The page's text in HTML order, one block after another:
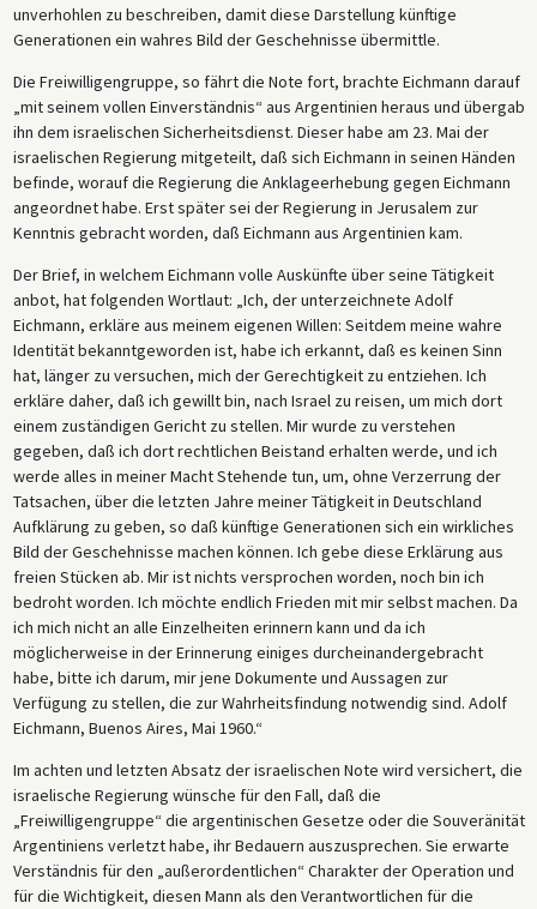
unverhohlen zu beschreiben, damit diese Darstellung künftige
Generationen ein wahres Bild der Geschehnisse übermittle.
Die Freiwilligengruppe, so fährt die Note fort, brachte Eichmann darauf
„mit seinem vollen Einverständnis“ aus Argentinien heraus und übergab
ihn dem israelischen Sicherheitsdienst. Dieser habe am 23. Mai der
israelischen Regierung mitgeteilt, daß sich Eichmann in seinen Händen
befinde, worauf die Regierung die Anklageerhebung gegen Eichmann
angeordnet habe. Erst später sei der Regierung in Jerusalem zur
Kenntnis gebracht worden, daß Eichmann aus Argentinien kam.
Der Brief, in welchem Eichmann volle Auskünfte über seine Tätigkeit
anbot, hat folgenden Wortlaut: „Ich, der unterzeichnete Adolf
Eichmann, erkläre aus meinem eigenen Willen: Seitdem meine wahre
Identität bekanntgeworden ist, habe ich erkannt, daß es keinen Sinn
hat, länger zu versuchen, mich der Gerechtigkeit zu entziehen. Ich
erkläre daher, daß ich gewillt bin, nach Israel zu reisen, um mich dort
einem zuständigen Gericht zu stellen. Mir wurde zu verstehen
gegeben, daß ich dort rechtlichen Beistand erhalten werde, und ich
werde alles in meiner Macht Stehende tun, um, ohne Verzerrung der
Tatsachen, über die letzten Jahre meiner Tätigkeit in Deutschland
Aufklärung zu geben, so daß künftige Generationen sich ein wirkliches
Bild der Geschehnisse machen können. Ich gebe diese Erklärung aus
freien Stücken ab. Mir ist nichts versprochen worden, noch bin ich
bedroht worden. Ich möchte endlich Frieden mit mir selbst machen. Da
ich mich nicht an alle Einzelheiten erinnern kann und da ich
möglicherweise in der Erinnerung einiges durcheinandergebracht
habe, bitte ich darum, mir jene Dokumente und Aussagen zur
Verfügung zu stellen, die zur Wahrheitsfindung notwendig sind. Adolf
Eichmann, Buenos Aires, Mai 1960.“
Im achten und letzten Absatz der israelischen Note wird versichert, die
israelische Regierung wünsche für den Fall, daß die
„Freiwilligengruppe“ die argentinischen Gesetze oder die Souveränität
Argentiniens verletzt habe, ihr Bedauern auszusprechen. Sie erwarte
Verständnis für den „außerordentlichen“ Charakter der Operation und
für die Wichtigkeit, diesen Mann als den Verantwortlichen für die